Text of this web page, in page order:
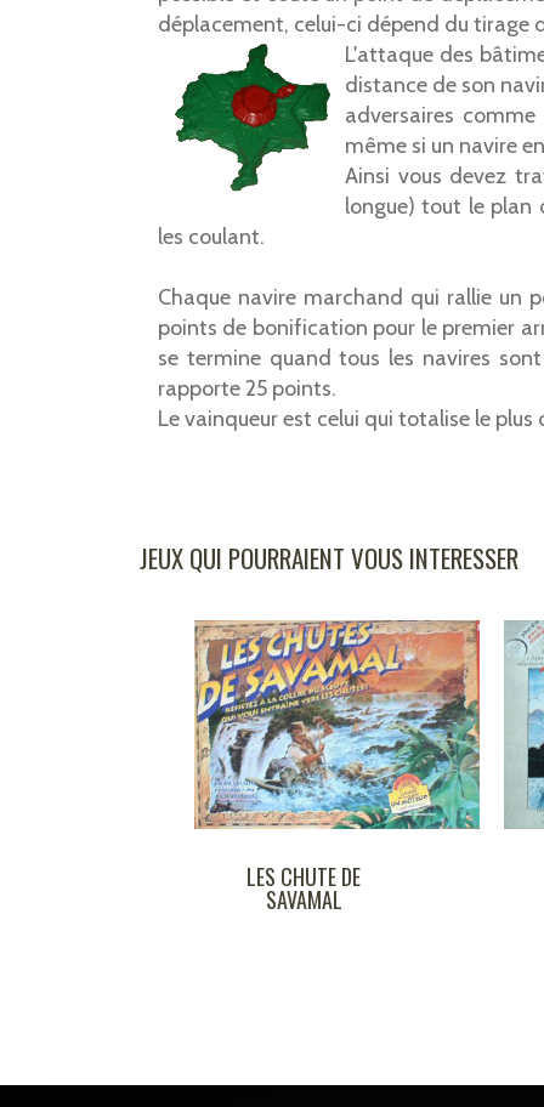
déplacement, celui-ci dépend du tirage
L'attaque des
distance de son
adversaires
même si un navire
Ainsi vous devez
longue) tout le plan
les coulant.
Chaque navire marchand qui rallie un
points de bonification pour le premier
se termine quand tous les navires
rapporte 25 points.
Le vainqueur est celui qui totalise le plus
JEUX QUI POURRAIENT VOUS INTERESSER
FIEF